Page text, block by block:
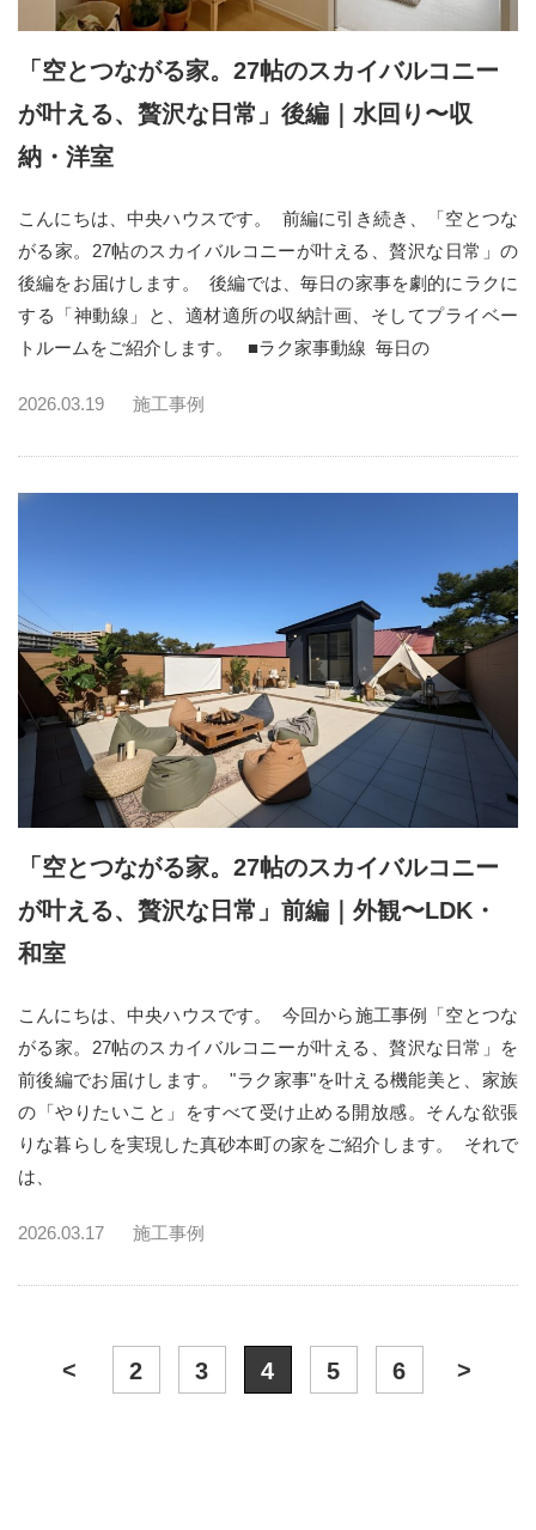
「空とつながる家。27帖のスカイバルコニー
が叶える、贅沢な日常」後編｜水回り〜収
納・洋室
こんにちは、中央ハウスです。 前編に引き続き、「空とつな
がる家。27帖のスカイバルコニーが叶える、贅沢な日常」の
後編をお届けします。 後編では、毎日の家事を劇的にラクに
する「神動線」と、適材適所の収納計画、そしてプライベー
トルームをご紹介します。 ■ラク家事動線 毎日の
2026.03.19 施工事例
「空とつながる家。27帖のスカイバルコニー
が叶える、贅沢な日常」前編｜外観〜LDK・
和室
こんにちは、中央ハウスです。 今回から施工事例「空とつな
がる家。27帖のスカイバルコニーが叶える、贅沢な日常」を
前後編でお届けします。 "ラク家事"を叶える機能美と、家族
の「やりたいこと」をすべて受け止める開放感。そんな欲張
りな暮らしを実現した真砂本町の家をご紹介します。 それで
は、
2026.03.17 施工事例
< 2 3 4 5 6 >